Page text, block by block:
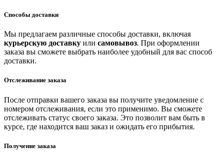
Способы доставки
Мы предлагаем различные способы доставки, включая
курьерскую доставку или самовывоз. При оформлении
заказа вы сможете выбрать наиболее удобный для вас способ
доставки.
Отслеживание заказа
После отправки вашего заказа вы получите уведомление с
номером отслеживания, если это применимо. Вы сможете
отслеживать статус своего заказа. Это позволит вам быть в
курсе, где находится ваш заказ и ожидать его прибытия.
Получение заказа